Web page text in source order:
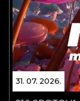
31. 07. 2026.